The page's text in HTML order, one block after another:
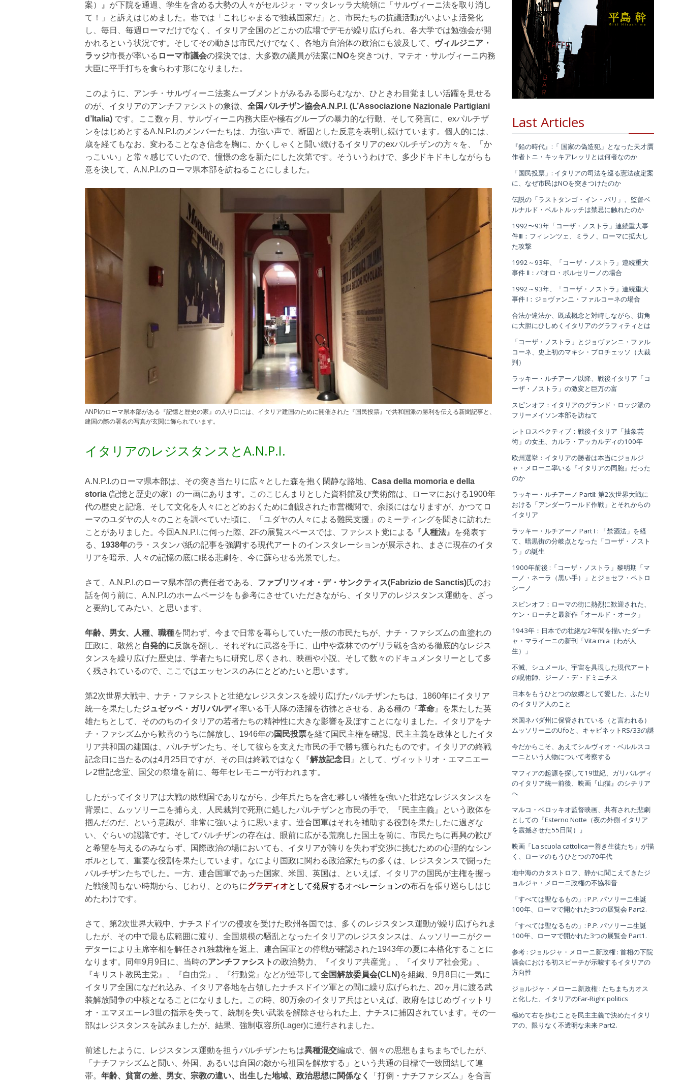
案）』が下院を通過、学生を含める大勢の人々がセルジォ・マッタレッラ大統領に「サルヴィーニ法を取り消し
て！」と訴えはじめました。巷では「これじゃまるで独裁国家だ」と、市民たちの抗議活動がいよいよ活発化
し、毎日、毎週ローマだけでなく、イタリア全国のどこかの広場でデモが繰り広げられ、各大学では勉強会が開
かれるという状況です。そしてその動きは市民だけでなく、各地方自治体の政治にも波及して、
ヴィルジニア・
ラッジ市長が率いる ローマ市議会の採決では、大多数の議員が法案に NOを突きつけ、マテオ・サルヴィーニ内務
大臣に平手打ちを食らわす形になりました。
このように、アンチ・サルヴィーニ法案ムーブメントがみるみる膨らむなか、ひときわ目覚ましい活躍を見せる
のが、イタリアのアンチファシストの象徴、 全国パルチザン協会A.N.P.I. (L’Associazione Nazionale Partigiani
d’Italia) です。ここ数ヶ月、サルヴィーニ内務大臣や極右グループの暴力的な行動、そして発言に、exパルチザ
ンをはじめとするA.N.P.I.のメンバーたちは、力強い声で、断固とした反意を表明し続けています。個人的には、
歳を経てもなお、変わることなき信念を胸に、かくしゃくと闘い続けるイタリアのexパルチザンの方々を、「か
っこいい」と常々感じていたので、憧憬の念を新たにした次第です。そういうわけで、多少ドキドキしながらも
意を決して、A.N.P.I.のローマ県本部を訪ねることにしました。
ANPIのローマ県本部がある『記憶と歴史の家』の入り口には、イタリア建国のために開催された『国民投票』で共和国派の勝利を伝える新聞記事と、
建国の際の署名の写真が玄関に飾られています。
イタリアのレジスタンスとA.N.P.I.
A.N.P.I.のローマ県本部は、その突き当たりに広々とした森を抱く閑静な路地、 Casa della momoria e della
storia (記憶と歴史の家）の一画にあります。このこじんまりとした資料館及び美術館は、ローマにおける1900年
代の歴史と記憶、そして文化を人々にとどめおくために創設された市営機関で、余談にはなりますが、かつてロ
ーマのユダヤの人々のことを調べていた頃に、「ユダヤの人々による難民支援」のミーティングを聞きに訪れた
ことがありました。今回A.N.P.I.に伺った際、2Fの展覧スペースでは、ファシスト党による『 人種法』を発表す
る、 1938年のラ・スタンパ紙の記事を強調する現代アートのインスタレーションが展示され、まさに現在のイタ
リアを暗示、人々の記憶の底に眠る悲劇を、今に蘇らせる光景でした。
さて、A.N.P.I.のローマ県本部の責任者である、 ファブリツィオ・デ・サンクティス(Fabrizio de Sanctis)氏のお
話を伺う前に、A.N.P.I.のホームページをも参考にさせていただきながら、イタリアのレジスタンス運動を、ざっ
と要約してみたい、と思います。
年齢、男女、人種、職種を問わず、今まで日常を暮らしていた一般の市民たちが、ナチ・ファシズムの血塗れの
圧政に、敢然と 自発的に反旗を翻し、それぞれに武器を手に、山中や森林でのゲリラ戦を含める徹底的なレジス
タンスを繰り広げた歴史は、学者たちに研究し尽くされ、映画や小説、そして数々のドキュメンタリーとして多
く残されているので、ここではエッセンスのみにとどめたいと思います。
第2次世界大戦中、ナチ・ファシストと壮絶なレジスタンスを繰り広げたパルチザンたちは、1860年にイタリア
統一を果たしたジュゼッペ・ガリバルディ率いる千人隊の活躍を彷彿とさせる、ある種の『革命 』を果たした英
雄たちとして、そののちのイタリアの若者たちの精神性に大きな影響を及ぼすことになりました。イタリアをナ
チ・ファシズムから歓喜のうちに解放し、1946年の国民投票を経て国民主権を確認、民主主義を政体としたイタ
リア共和国の建国は、パルチザンたち、そして彼らを支えた市民の手で勝ち獲られたものです。イタリアの終戦
記念日に当たるのは4月25日ですが、その日は終戦ではなく『解放記念日 』として、ヴィットリオ・エマニエー
レ2世記念堂、国父の祭壇を前に、毎年セレモニーが行われます。
したがってイタリアは大戦の敗戦国でありながら、少年兵たちを含む夥しい犠牲を強いた壮絶なレジスタンスを
背景に、ムッソリーニを捕らえ、人民裁判で死刑に処したパルチザンと市民の手で、『民主主義』という政体を
掴んだのだ、という意識が、非常に強いように思います。連合国軍はそれを補助する役割を果たしたに過ぎな
い、ぐらいの認識です。そしてパルチザンの存在は、眼前に広がる荒廃した国土を前に、市民たちに再興の歓び
と希望を与えるのみならず、国際政治の場においても、イタリアが誇りを失わず交渉に挑むための心理的なシン
ボルとして、重要な役割を果たしています。なにより国政に関わる政治家たちの多くは、レジスタンスで闘った
パルチザンたちでした。一方、連合国軍であった国家、米国、英国は、といえば、イタリアの国民が主権を握っ
た戦後間もない時期から、じわり、とのちにグラディオとして発展するオぺレーションの布石を張り巡らしはじ
めたわけです。
さて、第2次世界大戦中、ナチスドイツの侵攻を受けた欧州各国では、多くのレジスタンス運動が繰り広げられま
したが、その中で最も広範囲に渡り、全国規模の騒乱となったイタリアのレジスタンスは、ムッソリーニがクー
デターにより主席宰相を解任され独裁権を返上、連合国軍との停戦が確認された1943年の夏に本格化することに
なります。同年9月9日に、当時のアンチファシストの政治勢力、『イタリア共産党』、『イタリア社会党』、
『キリスト教民主党』、『自由党』、『行動党』などが連帯して全国解放委員会(CLN)を組織、9月8日に一気に
イタリア全国になだれ込み、イタリア各地を占領したナチスドイツ軍との間に繰り広げられた、20ヶ月に渡る武
装解放闘争の中核となることになりました。この時、80万余のイタリア兵はといえば、政府をはじめヴィットリ
オ・エマヌエーレ3世の指示を失って、統制を失い武装を解除させられた上、ナチスに捕囚されています。その一
部はレジスタンスを試みましたが、結果、強制収容所(Lager)に連行されました。
前述したように、レジスタンス運動を担うパルチザンたちは異種混交編成で、個々の思想もまちまちでしたが、
「ナチファシズムと闘い、外国、あるいは自国の敵から祖国を解放する」という共通の目標で一致団結して連
帯。 年齢、貧富の差、男女、宗教の違い、出生した地域、政治思想に関係なく 「打倒・ナチファシズム」を合言
Last Articles
『鉛の時代』:「 国家の偽造犯」となった天才贋
作者トニ・キッキアレッリとは何者なのか
「国民投票」: イタリアの司法を巡る憲法改定案
に、なぜ市民はNOを突きつけたのか
伝説の「ラストタンゴ・イン・パリ」、監督ベ
ルナルド・ベルトルッチは禁忌に触れたのか
1992〜93年「コーザ・ノストラ」連続重大事
件Ⅲ：フィレンツェ、ミラノ、ローマに拡大し
た攻撃
1992～93年、「コーザ・ノストラ」連続重大
事件 Ⅱ：パオロ・ボルセリーノの場合
1992～93年、「コーザ・ノストラ」連続重大
事件 I：ジョヴァンニ・ファルコーネの場合
合法か違法か、既成概念と対峙しながら、街角
に大胆にひしめくイタリアのグラフィティとは
「コーザ・ノストラ」とジョヴァンニ・ファル
コーネ、史上初のマキシ・プロチェッソ（大裁
判）
ラッキー・ルチアーノ以降、戦後イタリア「コ
ーザ・ノストラ」の激変と巨万の富
スピンオフ：イタリアのグランド・ロッジ派の
フリーメイソン本部を訪ねて
レトロスペクティブ：戦後イタリア「抽象芸
術」の女王、カルラ・アッカルディの100年
欧州選挙：イタリアの勝者は本当にジョルジ
ャ・メローニ率いる『イタリアの同胞』だった
のか
ラッキー・ルチアーノ PartⅡ: 第2次世界大戦に
おける「アンダーワールド作戦」とそれからの
イタリア
ラッキー・ルチアーノ Part Ⅰ : 「禁酒法」を経
て、暗黒街の分岐点となった「コーザ・ノスト
ラ」の誕生
1900年前後 :「コーザ・ノストラ」黎明期「マ
ーノ・ネーラ（黒い手）」とジョセフ・ペトロ
シーノ
スピンオフ：ローマの街に熱烈に歓迎された、
ケン・ローチと最新作「オールド・オーク」
1943年：日本での壮絶な2年間を描いたダーチ
ャ・マライーニの新刊「Vita mia（わが人
生）」
不滅、シュメール、宇宙を具現した現代アート
の呪術師、ジーノ・デ・ドミニチス
日本をもうひとつの故郷として愛した、ふたり
のイタリア人のこと
米国ネバダ州に保管されている（と言われる）
ムッソリーニのUfoと、キャビネットRS/33の謎
今だからこそ、あえてシルヴィオ・ベルルスコ
ーニという人物について考察する
マフィアの起源を探して19世紀、ガリバルディ
のイタリア統一前後、映画『山猫』のシチリア
へ
マルコ・ベロッキオ監督映画、共有された悲劇
としての『Esterno Notte（夜の外側 イタリア
を震撼させた55日間）』
映画「La scuola cattolicaー善き生徒たち」が描
く、ローマのもうひとつの70年代
地中海のカタストロフ、静かに聞こえてきたジ
ョルジャ・メローニ政権の不協和音
「すべては聖なるもの」: P.P. パソリーニ生誕
100年、ローマで開かれた3つの展覧会 Part2.
「すべては聖なるもの」: P.P. パソリーニ生誕
100年、ローマで開かれた3つの展覧会 Part1.
参考 : ジョルジャ・メローニ新政権 : 首相の下院
議会における初スピーチが示唆するイタリアの
方向性
ジョルジャ・メローニ新政権 : たちまちカオス
と化した、イタリアのFar-Right politics
極めて右を歩むことを民主主義で決めたイタリ
アの、限りなく不透明な未来 Part2.